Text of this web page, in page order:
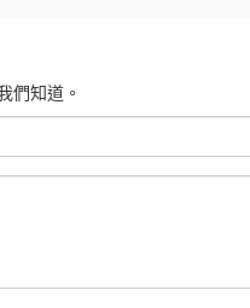
們知道。